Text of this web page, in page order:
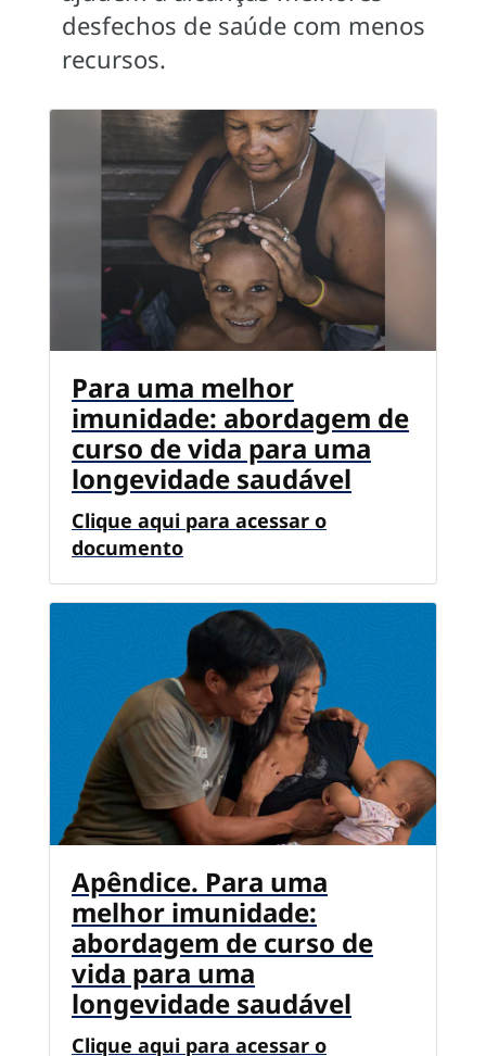
desfechos de saúde com menos
recursos.
Para uma melhor
imunidade: abordagem de
curso de vida para uma
longevidade saudável
Clique aqui para acessar o
documento
Apêndice. Para uma
melhor imunidade:
abordagem de curso de
vida para uma
longevidade saudável
Clique aqui para acessar o